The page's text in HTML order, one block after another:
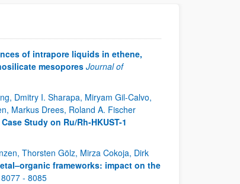
of intrapore liquids in ethene,
mesopores Journal of
Dmitry I. Sharapa, Miryam Gil-Calvo,
Markus Drees, Roland A. Fischer
Study on Ru/Rh-HKUST-1
Thorsten Gölz, Mirza Cokoja, Dirk
frameworks: impact on the
8077 - 8085